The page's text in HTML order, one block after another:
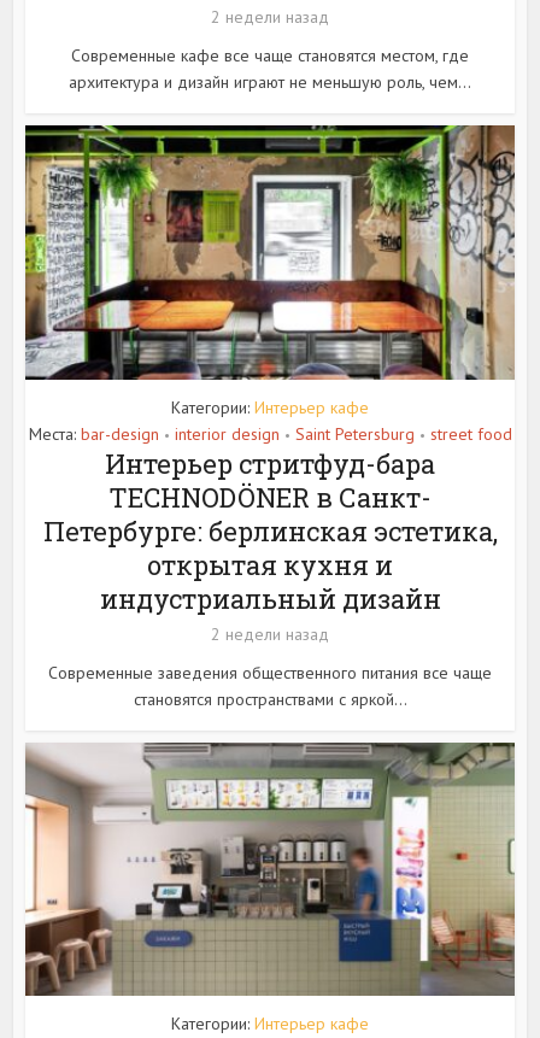
2 недели назад
Современные кафе все чаще становятся местом, где
архитектура и дизайн играют не меньшую роль, чем...
Категории: Интерьер кафе
Места: bar-design • interior design • Saint Petersburg • street food
Интерьер стритфуд-бара
TECHNODÖNER в Санкт-
Петербурге: берлинская эстетика,
открытая кухня и
индустриальный дизайн
2 недели назад
Современные заведения общественного питания все чаще
становятся пространствами с яркой...
Категории: Интерьер кафе